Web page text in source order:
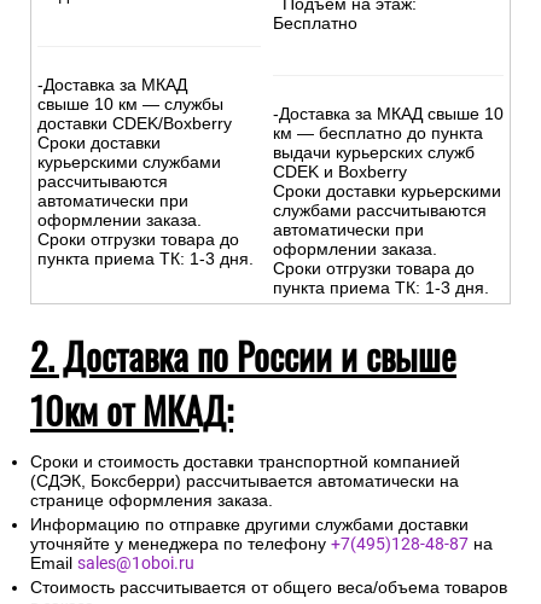
-Доставка за МКАД
свыше 10 км — службы
доставки CDEK/Boxberry
Сроки доставки
курьерскими службами
рассчитываются
автоматически при
Сроки отгрузки товара до
км - 500р.
Сроки курьерской доставки:
-Доставка за МКАД свыше 10
км — бесплатно до пункта
выдачи курьерских служб
CDEK и Boxberry
Сроки доставки курьерскими
службами рассчитываются
автоматически при
пункта приема ТК: 1-3 дня.
2. Доставка по России и свыше
10км от МКАД:
Сроки и стоимость доставки транспортной компанией
(СДЭК, Боксберри) рассчитывается автоматически на
странице оформления заказа.
Информацию по отправке другими службами доставки